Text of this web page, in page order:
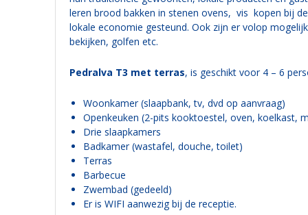
leren brood bakken in stenen ovens, vis kopen bij
lokale economie gesteund. Ook zijn er volop
bekijken, golfen etc.
Pedralva T3 met terras, is geschikt voor 4 – 6
Woonkamer (slaapbank, tv, dvd op aanvraag)
Openkeuken (2-pits kooktoestel, oven, koelkast,
Drie slaapkamers
Badkamer (wastafel, douche, toilet)
Terras
Barbecue
Zwembad (gedeeld)
Er is WIFI aanwezig bij de receptie.